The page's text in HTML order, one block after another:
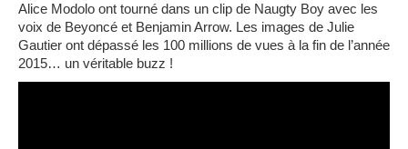
Alice Modolo ont tourné dans un clip de Naugty Boy avec les
voix de Beyoncé et Benjamin Arrow. Les images de Julie
Gautier ont dépassé les 100 millions de vues à la fin de l’année
2015… un véritable buzz !